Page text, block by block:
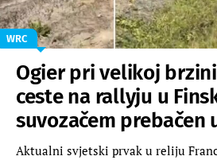
WRC
Ogier pri velikoj
ceste na rallyju u
suvozačem prebačen
Aktualni svjetski prvak u reliju